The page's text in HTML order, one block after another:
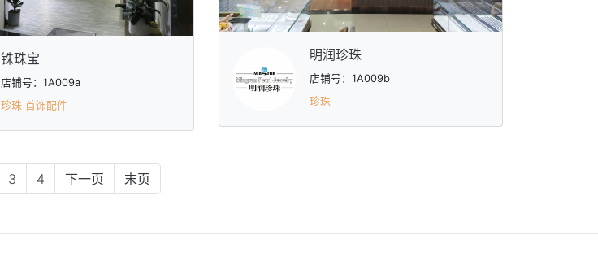
铢珠宝
店铺号：1A009a
珍珠 首饰配件
明润珍珠
店铺号：1A009b
珍珠
3 4 下一页 末页